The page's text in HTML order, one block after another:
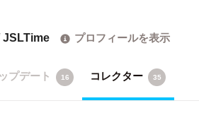
JSLTime プロフィールを表示
プデート 16 コレクター 35